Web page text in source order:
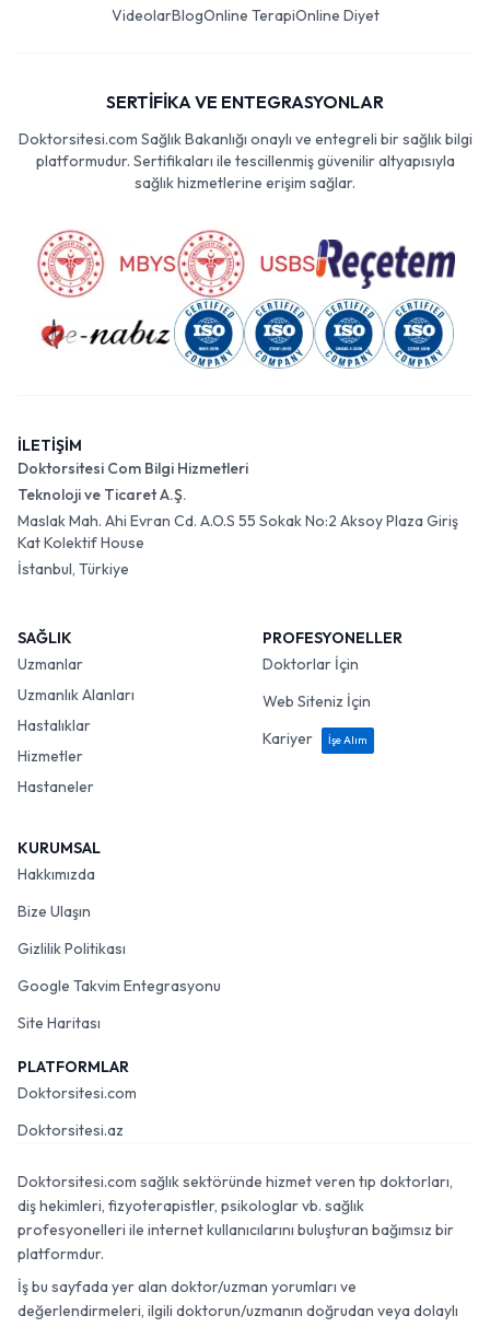
VideolarBlogOnline TerapiOnline Diyet
SERTİFİKA VE ENTEGRASYONLAR
Doktorsitesi.com Sağlık Bakanlığı onaylı ve entegreli bir sağlık bilgi
platformudur. Sertifikaları ile tescillenmiş güvenilir altyapısıyla
sağlık hizmetlerine erişim sağlar.
İLETİŞİM
Doktorsitesi Com Bilgi Hizmetleri
Teknoloji ve Ticaret A.Ş.
Maslak Mah. Ahi Evran Cd. A.O.S 55 Sokak No:2 Aksoy Plaza Giriş
Kat Kolektif House
İstanbul, Türkiye
SAĞLIK
Uzmanlar
Uzmanlık Alanları
Hastalıklar
Hizmetler
Hastaneler
PROFESYONELLER
Doktorlar İçin
Web Siteniz İçin
Kariyer
İşe Alım
KURUMSAL
Hakkımızda
Bize Ulaşın
Gizlilik Politikası
Google Takvim Entegrasyonu
Site Haritası
PLATFORMLAR
Doktorsitesi.com
Doktorsitesi.az
Doktorsitesi.com sağlık sektöründe hizmet veren tıp doktorları,
diş hekimleri, fizyoterapistler, psikologlar vb. sağlık
profesyonelleri ile internet kullanıcılarını buluşturan bağımsız bir
platformdur.
İş bu sayfada yer alan doktor/uzman yorumları ve
değerlendirmeleri, ilgili doktorun/uzmanın doğrudan veya dolaylı